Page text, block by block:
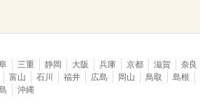
三重 静岡 大阪 兵庫 京都 滋賀 奈良
富山 石川 福井 広島 岡山 鳥取 島根
沖縄